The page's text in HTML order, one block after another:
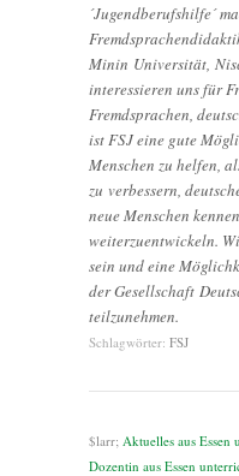
´Jugendberufshilfe´
Minin Universität,
interessieren uns für
Fremdsprachen,
ist FSJ eine gute
Menschen zu helfen,
zu verbessern,
neue Menschen
weiterzuentwickeln.
sein und eine
der Gesellschaft
teilzunehmen.
Schlagwörter: FSJ
$larr; Aktuelles aus Essen
Dozentin aus Essen